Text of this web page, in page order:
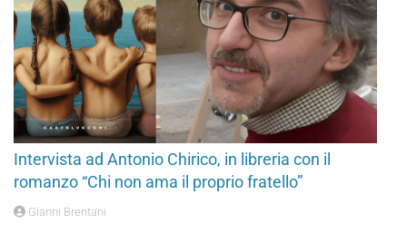
Intervista ad Antonio Chirico, in libreria con il
romanzo “Chi non ama il proprio fratello”
Gianni Brentani